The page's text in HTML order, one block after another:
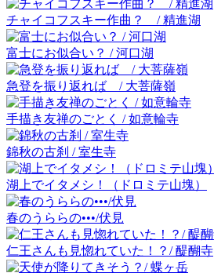
チャイコフスキー作曲？ / 精進湖
富士にお似合い？ / 河口湖
急登を振り返れば / 大菩薩嶺
手描き友禅のごとく / 如意輪寺
錦秋の古刹 / 室生寺
湖上でイタメシ！（ドロミテ山塊）
春のうららの•••/伏見
仁王さんも見惚れていた！？/ 醍醐寺